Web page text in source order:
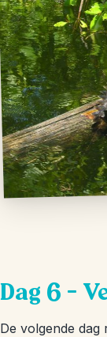
Dag 6 –
De volgende